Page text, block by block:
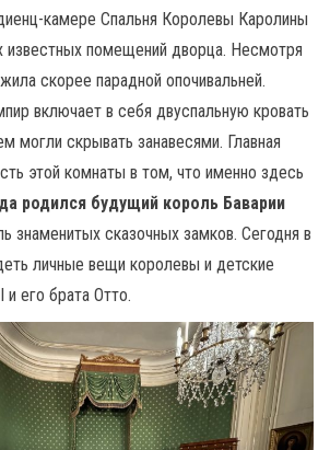
камере Спальня Королевы Каролины
известных помещений дворца. Несмотря
скорее парадной опочивальней.
включает в себя двуспальную кровать
могли скрывать занавесями. Главная
этой комнаты в том, что именно здесь
родился будущий король Баварии
знаменитых сказочных замков. Сегодня в
личные вещи королевы и детские
его брата Отто.